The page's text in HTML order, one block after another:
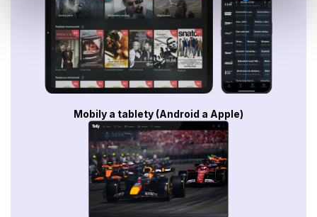
Mobily a tablety (Android a Apple)